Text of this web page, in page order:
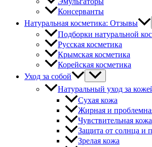
Консерванты
Натуральная косметика: Отзывы
Подборки натуральной
Русская косметика
Крымская косметика
Корейская косметика
Уход за собой
Натуральный уход за
Сухая кожа
Жирная и
Чувствительная кожа
Защита от солнца и
Зрелая кожа